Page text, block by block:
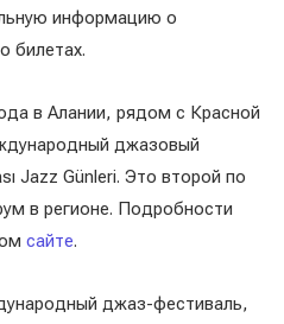
информацию о
билетах.
в Алании, рядом с Красной
джазовый
Jazz Günleri. Это второй по
в регионе. Подробности
сайте.
джаз-фестиваль,